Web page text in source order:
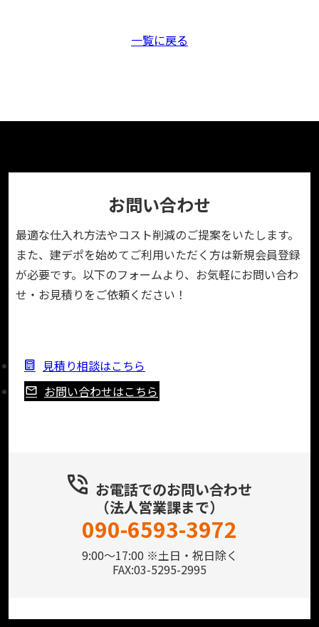
一覧に戻る
お問い合わせ
最適な仕入れ方法やコスト削減のご提案をいたします。
また、建デポを始めてご利用いただく方は新規会員登録
が必要です。以下のフォームより、お気軽にお問い合わ
せ・お見積りをご依頼ください！
見積り相談はこちら
お問い合わせはこちら
お電話でのお問い合わせ
（法人営業課まで）
090-6593-3972
9:00～17:00 ※土日・祝日除く
FAX:03-5295-2995